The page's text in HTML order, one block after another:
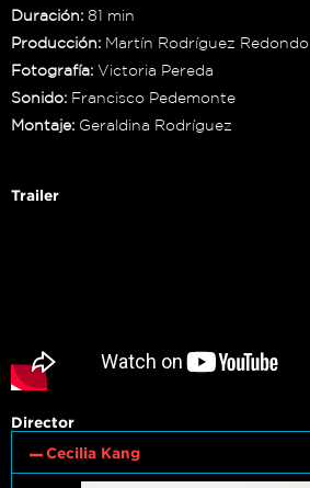
Duración: 81 min
Producción: Martín Rodríguez Redondo
Fotografía: Victoria Pereda
Sonido: Francisco Pedemonte
Montaje: Geraldina Rodríguez
Trailer
Director
Cecilia Kang